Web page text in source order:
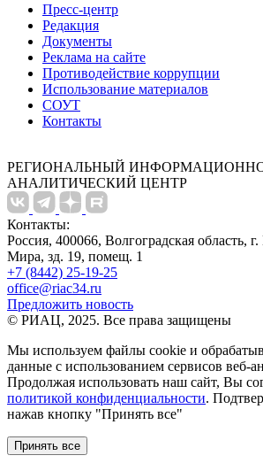
Пресс-центр
Редакция
Документы
Реклама на сайте
Противодействие коррупции
Использование материалов
СОУТ
Контакты
РЕГИОНАЛЬНЫЙ
АНАЛИТИЧЕСКИЙ ЦЕНТР
Контакты:
Россия, 400066, Волгоградская область,
Мира, зд. 19, помещ. 1
+7 (8442) 25-19-25
office@riac34.ru
Предложить новость
© РИАЦ, 2025. Все права защищены
Мы используем файлы сookie и
данные с использованием сервисов веб-
Продолжая использовать наш сайт, Вы
политикой конфиденциальности.
нажав кнопку "Принять все"
Принять все